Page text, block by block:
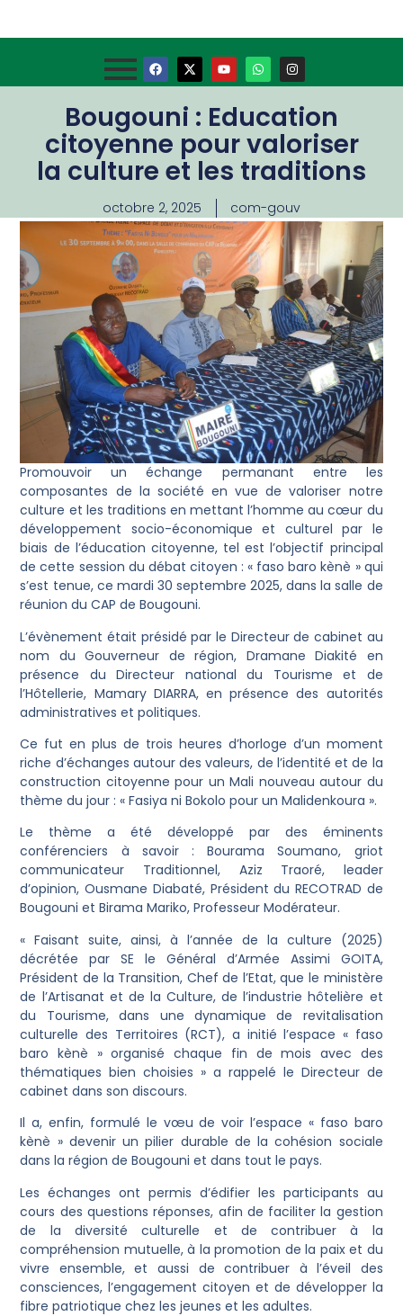
Bougouni : Education
citoyenne pour valoriser
la culture et les traditions
octobre 2, 2025 com-gouv
Promouvoir un échange permanant entre les
composantes de la société en vue de valoriser notre
culture et les traditions en mettant l’homme au cœur du
développement socio-économique et culturel par le
biais de l’éducation citoyenne, tel est l’objectif principal
de cette session du débat citoyen : « faso baro kènè » qui
s’est tenue, ce mardi 30 septembre 2025, dans la salle de
réunion du CAP de Bougouni.
L’évènement était présidé par le Directeur de cabinet au
nom du Gouverneur de région, Dramane Diakité en
présence du Directeur national du Tourisme et de
l’Hôtellerie, Mamary DIARRA, en présence des autorités
administratives et politiques.
Ce fut en plus de trois heures d’horloge d’un moment
riche d’échanges autour des valeurs, de l’identité et de la
construction citoyenne pour un Mali nouveau autour du
thème du jour : « Fasiya ni Bokolo pour un Malidenkoura ».
Le thème a été développé par des éminents
conférenciers à savoir : Bourama Soumano, griot
communicateur Traditionnel, Aziz Traoré, leader
d’opinion, Ousmane Diabaté, Président du RECOTRAD de
Bougouni et Birama Mariko, Professeur Modérateur.
« Faisant suite, ainsi, à l’année de la culture (2025)
décrétée par SE le Général d’Armée Assimi GOITA,
Président de la Transition, Chef de l’Etat, que le ministère
de l’Artisanat et de la Culture, de l’industrie hôtelière et
du Tourisme, dans une dynamique de revitalisation
culturelle des Territoires (RCT), a initié l’espace « faso
baro kènè » organisé chaque fin de mois avec des
thématiques bien choisies » a rappelé le Directeur de
cabinet dans son discours.
Il a, enfin, formulé le vœu de voir l’espace « faso baro
kènè » devenir un pilier durable de la cohésion sociale
dans la région de Bougouni et dans tout le pays.
Les échanges ont permis d’édifier les participants au
cours des questions réponses, afin de faciliter la gestion
de la diversité culturelle et de contribuer à la
compréhension mutuelle, à la promotion de la paix et du
vivre ensemble, et aussi de contribuer à l’éveil des
consciences, l’engagement citoyen et de développer la
fibre patriotique chez les jeunes et les adultes.